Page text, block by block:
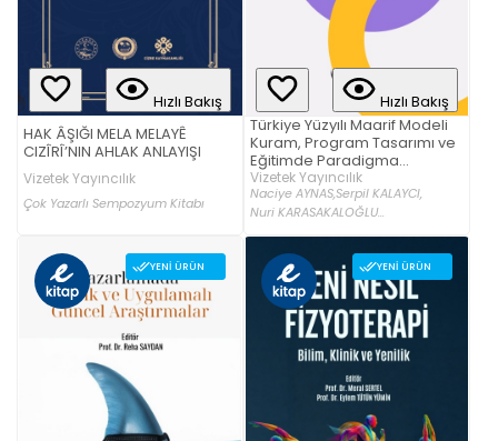
Hızlı Bakış
HAK ÂŞIĞI MELA MELAYÊ
CIZÎRÎ’NIN AHLAK ANLAYIŞI
Vizetek Yayıncılık
Çok Yazarlı Sempozyum Kitabı
Hızlı Bakış
Türkiye Yüzyılı Maarif Modeli
Kuram, Program Tasarımı ve
Eğitimde Paradigma
Dönüşümü
Vizetek Yayıncılık
Naciye AYNAS,Serpil KALAYCI,
Nuri KARASAKALOĞLU...
YENI ÜRÜN YENI ÜRÜN